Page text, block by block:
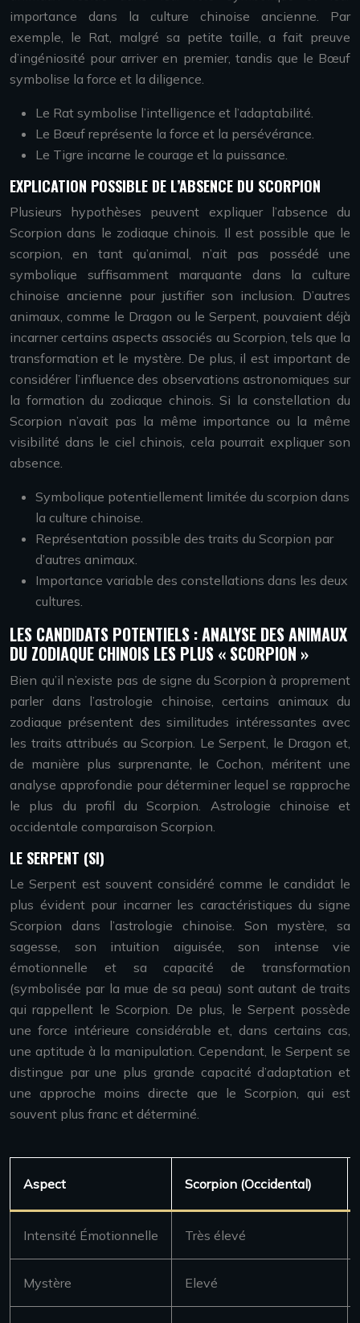
importance dans la culture chinoise ancienne. Par
exemple, le Rat, malgré sa petite taille, a fait preuve
d’ingéniosité pour arriver en premier, tandis que le Bœuf
symbolise la force et la diligence.
Le Rat symbolise l’intelligence et l’adaptabilité.
Le Bœuf représente la force et la persévérance.
Le Tigre incarne le courage et la puissance.
EXPLICATION POSSIBLE DE L’ABSENCE DU SCORPION
Plusieurs hypothèses peuvent expliquer l’absence du
Scorpion dans le zodiaque chinois. Il est possible que le
scorpion, en tant qu’animal, n’ait pas possédé une
symbolique suffisamment marquante dans la culture
chinoise ancienne pour justifier son inclusion. D’autres
animaux, comme le Dragon ou le Serpent, pouvaient déjà
incarner certains aspects associés au Scorpion, tels que la
transformation et le mystère. De plus, il est important de
considérer l’influence des observations astronomiques sur
la formation du zodiaque chinois. Si la constellation du
Scorpion n’avait pas la même importance ou la même
visibilité dans le ciel chinois, cela pourrait expliquer son
absence.
Symbolique potentiellement limitée du scorpion dans
la culture chinoise.
Représentation possible des traits du Scorpion par
d’autres animaux.
Importance variable des constellations dans les deux
cultures.
LES CANDIDATS POTENTIELS : ANALYSE DES ANIMAUX
DU ZODIAQUE CHINOIS LES PLUS « SCORPION »
Bien qu’il n’existe pas de signe du Scorpion à proprement
parler dans l’astrologie chinoise, certains animaux du
zodiaque présentent des similitudes intéressantes avec
les traits attribués au Scorpion. Le Serpent, le Dragon et,
de manière plus surprenante, le Cochon, méritent une
analyse approfondie pour déterminer lequel se rapproche
le plus du profil du Scorpion. Astrologie chinoise et
occidentale comparaison Scorpion.
LE SERPENT (SI)
Le Serpent est souvent considéré comme le candidat le
plus évident pour incarner les caractéristiques du signe
Scorpion dans l’astrologie chinoise. Son mystère, sa
sagesse, son intuition aiguisée, son intense vie
émotionnelle et sa capacité de transformation
(symbolisée par la mue de sa peau) sont autant de traits
qui rappellent le Scorpion. De plus, le Serpent possède
une force intérieure considérable et, dans certains cas,
une aptitude à la manipulation. Cependant, le Serpent se
distingue par une plus grande capacité d’adaptation et
une approche moins directe que le Scorpion, qui est
souvent plus franc et déterminé.
Aspect Scorpion (Occidental)
Intensité Émotionnelle Très élevé
Mystère Elevé